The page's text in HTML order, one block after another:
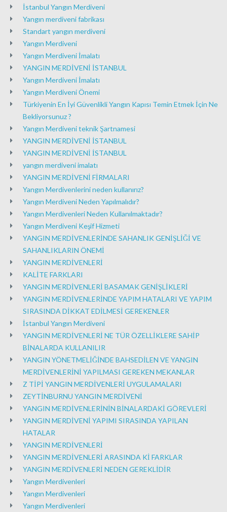
İstanbul Yangın Merdiveni
Yangın merdiveni fabrikası
Standart yangın merdiveni
Yangın Merdiveni
Yangın Merdiveni İmalatı
YANGIN MERDİVENİ İSTANBUL
Yangın Merdiveni İmalatı
Yangın Merdiveni Önemi
Türkiyenin En İyi Güvenlikli Yangın Kapısı Temin Etmek İçin Ne
Bekliyorsunuz ?
Yangın Merdiveni teknik Şartnamesi
YANGIN MERDİVENİ İSTANBUL
YANGIN MERDİVENİ İSTANBUL
yangın merdiveni imalatı
YANGIN MERDİVENİ FİRMALARI
Yangın Merdivenlerini neden kullanırız?
Yangın Merdiveni Neden Yapılmalıdır?
Yangın Merdivenleri Neden Kullanılmaktadır?
Yangın Merdiveni Keşif Hizmeti
YANGIN MERDİVENLERİNDE SAHANLIK GENİŞLİĞİ VE
SAHANLIKLARIN ÖNEMİ
YANGIN MERDİVENLERİ
KALİTE FARKLARI
YANGIN MERDİVENLERİ BASAMAK GENİŞLİKLERİ
YANGIN MERDİVENLERİNDE YAPIM HATALARI VE YAPIM
SIRASINDA DİKKAT EDİLMESİ GEREKENLER
İstanbul Yangın Merdiveni
YANGIN MERDİVENLERİ NE TÜR ÖZELLİKLERE SAHİP
BİNALARDA KULLANILIR
YANGIN YÖNETMELİĞİNDE BAHSEDİLEN VE YANGIN
MERDİVENLERİNİ YAPILMASI GEREKEN MEKANLAR
Z TİPİ YANGIN MERDİVENLERİ UYGULAMALARI
ZEYTİNBURNU YANGIN MERDİVENİ
YANGIN MERDİVENLERİNİN BİNALARDAKİ GÖREVLERİ
YANGIN MERDİVENİ YAPIMI SIRASINDA YAPILAN
HATALAR
YANGIN MERDİVENLERİ
YANGIN MERDİVENLERİ ARASINDA Kİ FARKLAR
YANGIN MERDİVENLERİ NEDEN GEREKLİDİR
Yangın Merdivenleri
Yangın Merdivenleri
Yangın Merdivenleri